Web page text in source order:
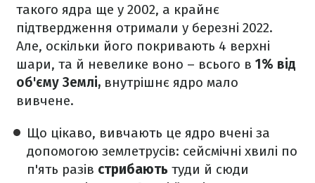
такого ядра ще у 2002, а крайнє
підтвердження отримали у березні 2022.
Але, оскільки його покривають 4 верхні
шари, та й невелике воно – всього в 1% від
об'єму Землі, внутрішнє ядро мало
вивчене.
Що цікаво, вивчають це ядро вчені за
допомогою землетрусів: сейсмічні хвилі по
п'ять разів стрибають туди й сюди